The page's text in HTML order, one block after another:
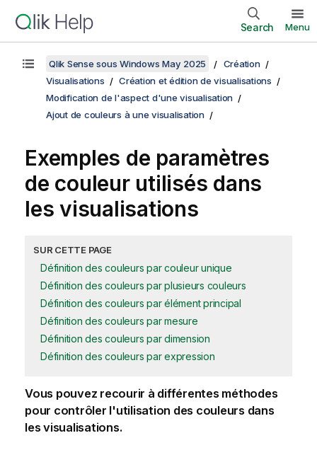
Search Menu
Qlik Sense sous Windows May 2025
Création
Visualisations
Création et édition de visualisations
Modification de l'aspect d'une visualisation
Ajout de couleurs à une visualisation
Exemples de paramètres
de couleur utilisés dans
les visualisations
SUR CETTE PAGE
Définition des couleurs par couleur unique
Définition des couleurs par plusieurs couleurs
Définition des couleurs par élément principal
Définition des couleurs par mesure
Définition des couleurs par dimension
Définition des couleurs par expression
Vous pouvez recourir à différentes méthodes
pour contrôler l'utilisation des couleurs dans
les visualisations.